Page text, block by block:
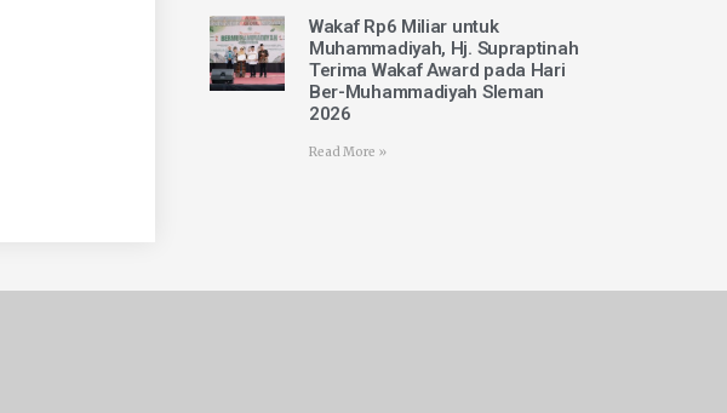
Wakaf Rp6 Miliar untuk
Muhammadiyah, Hj. Supraptinah
Terima Wakaf Award pada Hari
Ber-Muhammadiyah Sleman
2026
Read More »